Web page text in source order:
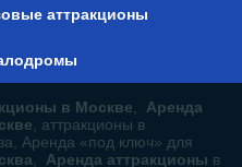
аттракционы
в Москве, Аренда
, аттракционы в
Аренда «под ключ» для
, Аренда аттракционы в